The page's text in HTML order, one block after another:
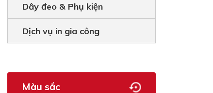
Dây đeo & Phụ kiện
Dịch vụ in gia công
Màu sắc